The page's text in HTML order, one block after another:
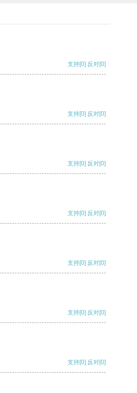
支持[0] 反对[0]
支持[0] 反对[0]
支持[0] 反对[0]
支持[0] 反对[0]
支持[0] 反对[0]
支持[0] 反对[0]
支持[0] 反对[0]